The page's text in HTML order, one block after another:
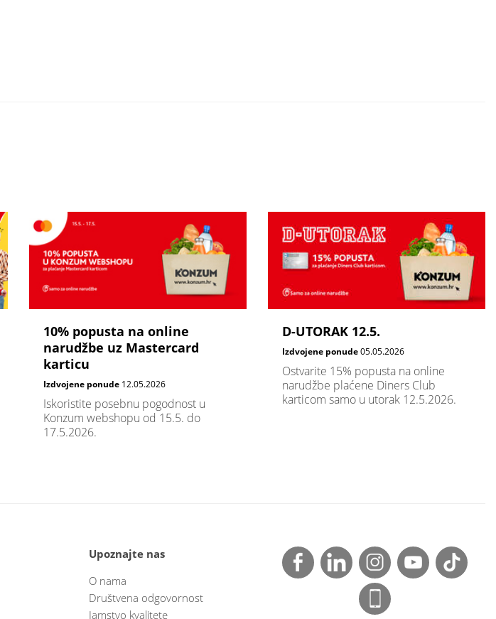
10% popusta na online
narudžbe uz Mastercard
karticu
Izdvojene ponude 12.05.2026
Iskoristite posebnu pogodnost u
Konzum webshopu od 15.5. do
17.5.2026.
D-UTORAK 12.5.
Izdvojene ponude05.05.2026
Ostvarite 15% popusta na online
narudžbe plaćene Diners Club
karticom samo u utorak 12.5.2026.
Upoznajte nas
O nama
Društvena odgovornost
Jamstvo kvalitete